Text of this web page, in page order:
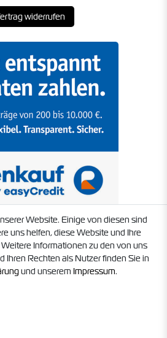
widerrufen
Website. Einige von diesen sind
uns helfen, diese Website und Ihre
Informationen zu den von uns
Ihren Rechten als Nutzer finden Sie in
und unserem Impressum.